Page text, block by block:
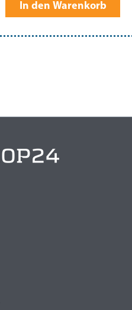
In den Warenkorb